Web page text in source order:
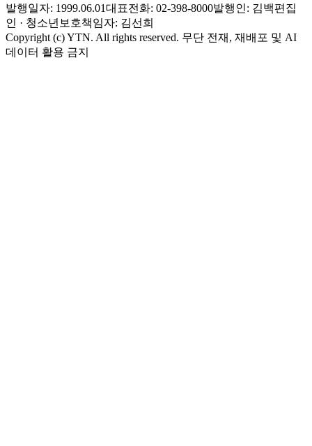
발행일자: 1999.06.01대표전화: 02-398-8000발행인: 김백편집
인 · 청소년보호책임자: 김선희
Copyright (c) YTN. All rights reserved. 무단 전재, 재배포 및 AI
데이터 활용 금지